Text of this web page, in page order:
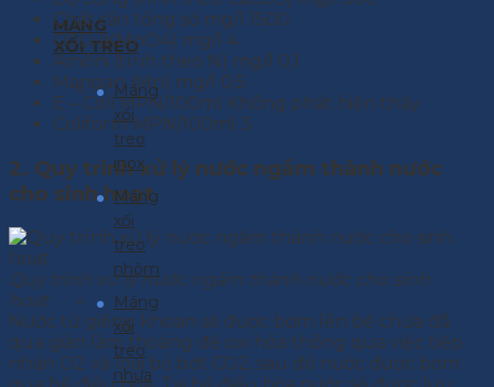
MÁNG
XỐI TREO
Máng
xối
treo
inox
Máng
xối
treo
nhôm
Máng
xối
treo
nhựa
Chất rắn tổng số mg/l 1500
COD (KMnO4) mg/l 4
Amôni (tính theo N) mg/l 0,1
Mangan (Mn) mg/l 0,5
E – Coli MPN/100ml Không phát hiện thấy
Coliform MPN/100ml 3
2. Quy trình xử lý nước ngầm thành nước
cho sinh hoạt
Quy trình xử lý nước ngầm thành nước cho sinh
hoạt
Nước từ giếng khoan sẽ được bơm lên bể chứa đã
qua giàn làm thoáng để oxi hóa thông qua việc tiếp
nhận O2 và loại bỏ bớt CO2, sau đó nước được bơm